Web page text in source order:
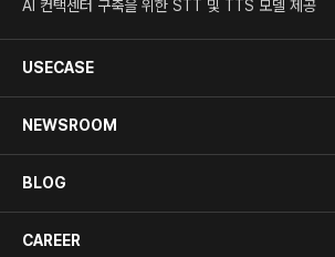
AI 컨택센터 구축을 위한 STT 및 TTS 모델 제공
USECASE
NEWSROOM
BLOG
CAREER